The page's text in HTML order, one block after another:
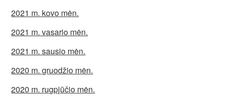
2021 m. kovo mėn.
2021 m. vasario mėn.
2021 m. sausio mėn.
2020 m. gruodžio mėn.
2020 m. rugpjūčio mėn.